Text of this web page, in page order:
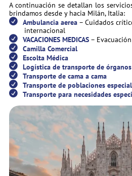
A continuación se detallan los
brindamos desde y hacia Milán, Italia:
Ambulancia aerea– Cuidados
internacional
VACACIONES MEDICAS– Evacuación
Camilla Comercial
Escolta Médica
Logística de transporte de órganos
Transporte de cama a cama
Transporte de poblaciones
Transporte para necesidades